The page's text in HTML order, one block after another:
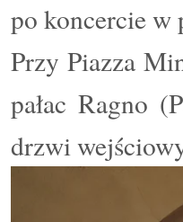
po koncercie
Przy Piazza
pałac Ragno
drzwi